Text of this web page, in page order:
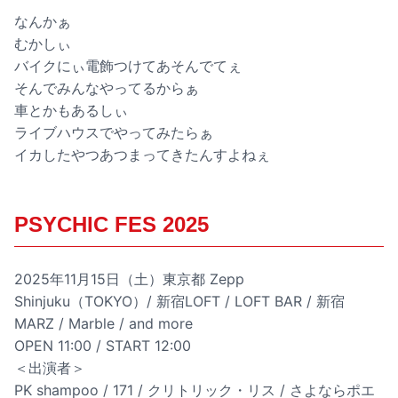
なんかぁ
むかしぃ
バイクにぃ電飾つけてあそんでてぇ
そんでみんなやってるからぁ
車とかもあるしぃ
ライブハウスでやってみたらぁ
イカしたやつあつまってきたんすよねぇ
PSYCHIC FES 2025
2025年11月15日（土）東京都 Zepp
Shinjuku（TOKYO）/ 新宿LOFT / LOFT BAR / 新宿
MARZ / Marble / and more
OPEN 11:00 / START 12:00
＜出演者＞
PK shampoo / 171 / クリトリック・リス / さよならポエ